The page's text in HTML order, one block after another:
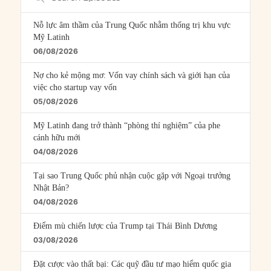
Nỗ lực âm thầm của Trung Quốc nhằm thống trị khu vực
Mỹ Latinh
06/08/2026
Nợ cho kẻ mộng mơ: Vốn vay chính sách và giới hạn của
việc cho startup vay vốn
05/08/2026
Mỹ Latinh đang trở thành “phòng thí nghiệm” của phe
cánh hữu mới
04/08/2026
Tại sao Trung Quốc phủ nhận cuộc gặp với Ngoại trưởng
Nhật Bản?
04/08/2026
Điểm mù chiến lược của Trump tại Thái Bình Dương
03/08/2026
Đặt cược vào thất bại: Các quỹ đầu tư mạo hiểm quốc gia